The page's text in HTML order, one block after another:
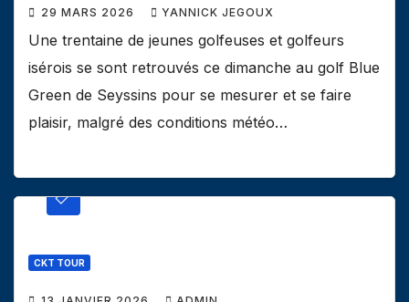
29 MARS 2026 YANNICK JEGOUX
Une trentaine de jeunes golfeuses et golfeurs
isérois se sont retrouvés ce dimanche au golf Blue
Green de Seyssins pour se mesurer et se faire
plaisir, malgré des conditions météo…
CKT TOUR